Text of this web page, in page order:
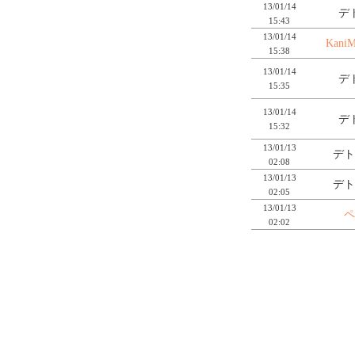
13/01/14
15:43
デ
13/01/14
15:38
13/01/14
15:35
デ
13/01/14
15:32
デ
13/01/13
02:08
デ
13/01/13
02:05
デ
13/01/13
02:02